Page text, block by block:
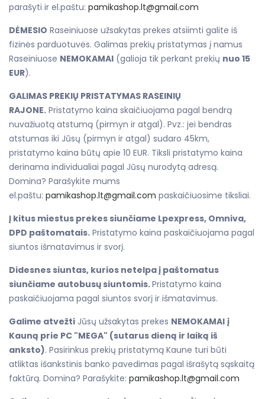
parašyti ir el.paštu: pamikashop.lt@gmail.com
DĖMESIO Raseiniuose užsakytas prekes atsiimti galite iš
fizinės parduotuvės. Galimas prekių pristatymas į namus
Raseiniuose NEMOKAMAI (galioja tik perkant prekių nuo 15
EUR).
GALIMAS PREKIŲ PRISTATYMAS RASEINIŲ
RAJONE. Pristatymo kaina skaičiuojama pagal bendrą
nuvažiuotą atstumą (pirmyn ir atgal). Pvz.: jei bendras
atstumas iki Jūsų (pirmyn ir atgal) sudaro 45km,
pristatymo kaina būtų apie 10 EUR. Tiksli pristatymo kaina
derinama individualiai pagal Jūsų nurodytą adresą.
Domina? Parašykite mums
el.paštu: pamikashop.lt@gmail.com paskaičiuosime tiksliai.
Į kitus miestus prekes siunčiame Lpexpress, Omniva,
DPD paštomatais. Pristatymo kaina paskaičiuojama pagal
siuntos išmatavimus ir svorį.
Didesnes siuntas, kurios netelpa į paštomatus
siunčiame autobusų siuntomis.Pristatymo kaina
paskaičiuojama pagal siuntos svorį ir išmatavimus.
Galime atvežti Jūsų užsakytas prekes NEMOKAMAI į
Kauną prie PC "MEGA" (sutarus dieną ir laiką iš
anksto). Pasirinkus prekių pristatymą Kaune turi būti
atliktas išankstinis banko pavedimas pagal išrašytą sąskaitą
faktūrą. Domina? Parašykite: pamikashop.lt@gmail.com